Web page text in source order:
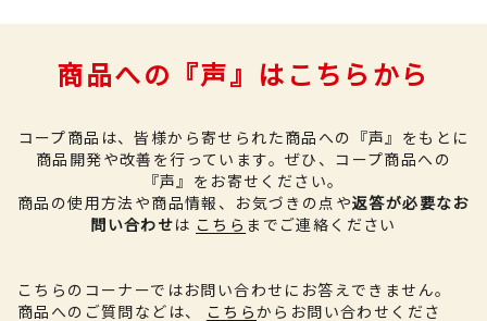
商品への『声』はこちらから
コープ商品は、皆様から寄せられた商品への『声』をもとに
商品開発や改善を行っています。 ぜひ、コープ商品への
『声』をお寄せください。
商品の使用方法や商品情報、お気づきの点や返答が必要なお
問い合わせは こちら までご連絡ください
こちらのコーナーではお問い合わせにお答えできません。
商品へのご質問などは、
こちらからお問い合わせくださ